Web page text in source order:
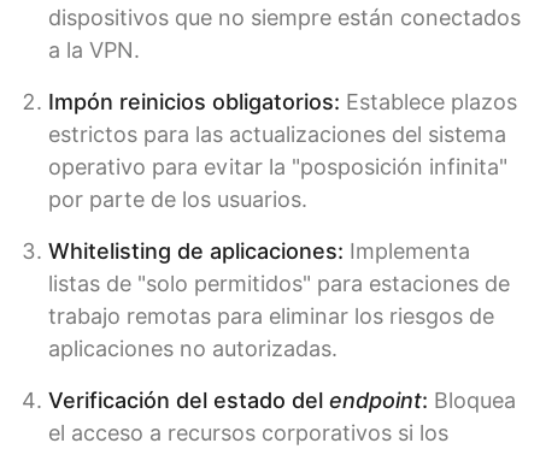
dispositivos que no siempre están conectados
a la VPN.
Impón reinicios obligatorios: Establece plazos
estrictos para las actualizaciones del sistema
operativo para evitar la "posposición infinita"
por parte de los usuarios.
Whitelisting de aplicaciones: Implementa
listas de "solo permitidos" para estaciones de
trabajo remotas para eliminar los riesgos de
aplicaciones no autorizadas.
Verificación del estado del endpoint: Bloquea
el acceso a recursos corporativos si los